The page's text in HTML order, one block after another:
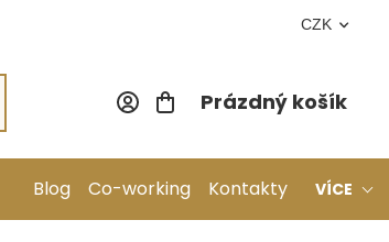
CZK
Nákupní
Prázdný košík
Blog Co-working Kontakty VÍCE